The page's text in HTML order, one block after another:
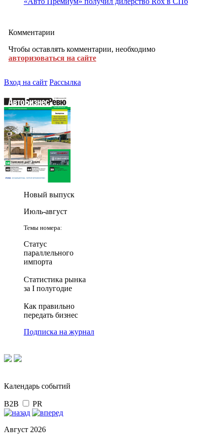
Комментарии
Чтобы оставлять комментарии, необходимо
авторизоваться на сайте
Вход на сайт Рассылка
Новый выпуск
Июль-август
Темы номера:
Статус
параллельного
импорта
Статистика рынка
за I полугодие
Как правильно
передать бизнес
Подписка на журнал
Календарь событий
B2B PR
Август 2026